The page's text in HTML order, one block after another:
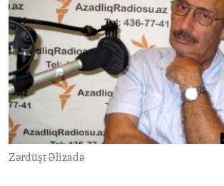
MULTIMEDIA
VIDEO
FOTOQALEREYA
İNFOQRAFIKA
KARIKATURA
RADIO ARXIV
OXU ZALI
AZƏRBAYCAN ƏDƏBIYYATI KITABXANASI
İSLAM VƏ DEMOKRATIYA
İZ - MƏDƏNIYYƏT PROQRAMI
HAQQIMIZDA
MISSIYAMIZ
PEŞƏ ETIKASI VƏ JURNALISTIKA STANDARTLARIMIZ
MATERIALLARIMIZDAN ISTIFADƏ
AZADLIQRADIOSU MOBIL TELEFONUNUZDA
BIZI IZLƏ
RFE/RL-in bütün saytları
Zərdüşt Əlizadə